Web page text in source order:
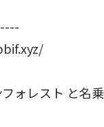
ォレスト と名